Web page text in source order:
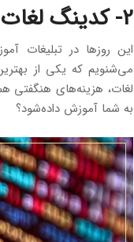
2- کدینگ لغات را یاد بگیرید.
این روزها در تبلیغات
می‌شنویم که یکی از
لغات، هزینه‌های هنگفتی
به شما آموزش داده‌شود؟